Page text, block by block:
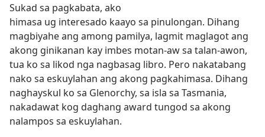
Sukad sa pagkabata, ako
himasa ug interesado kaayo sa pinulongan. Dihang
magbiyahe ang among pamilya, lagmit maglagot ang
akong ginikanan kay imbes motan-aw sa talan-awon,
tua ko sa likod nga nagbasag libro. Pero nakatabang
nako sa eskuylahan ang akong pagkahimasa. Dihang
naghayskul ko sa Glenorchy, sa isla sa Tasmania,
nakadawat kog daghang award tungod sa akong
nalampos sa eskuylahan.